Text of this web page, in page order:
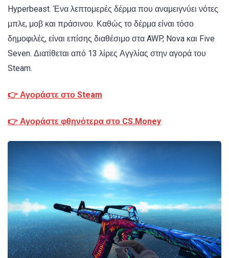
Hyperbeast. Ένα λεπτομερές δέρμα που αναμειγνύει νότες
μπλε, μοβ και πράσινου. Καθώς το δέρμα είναι τόσο
δημοφιλές, είναι επίσης διαθέσιμο στα AWP, Nova και Five
Seven. Διατίθεται από 13 λίρες Αγγλίας στην αγορά του
Steam.
👉 Αγοράστε στο Steam
👉 Αγοράστε φθηνότερα στο CS.Money